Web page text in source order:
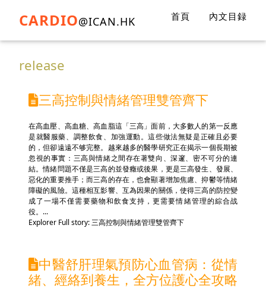
CARDIO@ICAN.HK 首頁 內文目録
release
三高控制與情緒管理雙管齊下
在高血壓、高血糖、高血脂這「三高」面前，大多數人的第一反應
是就醫服藥、調整飲食、加強運動。這些做法無疑是正確且必要
的，但卻遠遠不够完整。越來越多的醫學研究正在揭示一個長期被
忽視的事實：三高與情緒之間存在著雙向、深邃、密不可分的連
結。情緒問題不僅是三高的並發癥或後果，更是三高發生、發展、
惡化的重要推手；而三高的存在，也會顯著增加焦慮、抑鬱等情緒
障礙的風險。這種相互影響、互為因果的關係，使得三高的防控變
成了一場不僅需要藥物和飲食支持，更需要情緒管理的綜合战
役。...
Explorer Full story: 三高控制與情緒管理雙管齊下
中醫舒肝理氣預防心血管病：從情
緒、經絡到養生，全方位護心全攻略